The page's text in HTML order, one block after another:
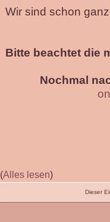
Wir sind schon
Bitte beachtet die
Nochmal
(Alles lesen)
Dieser